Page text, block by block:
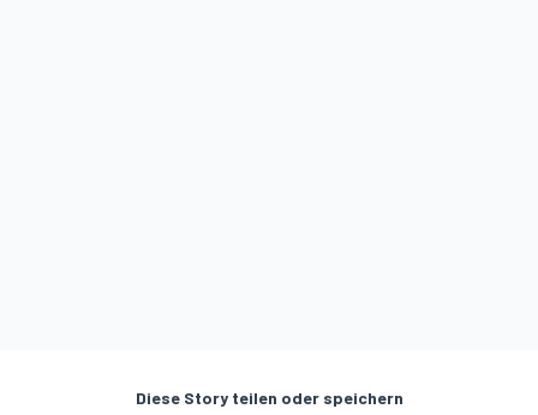
Diese Story teilen oder speichern